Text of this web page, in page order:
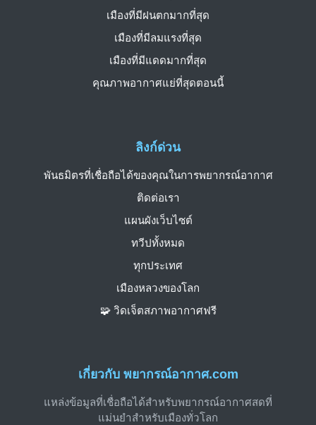
เกี่ยวกับ พยากรณ์อากาศ.com
แหล่งข้อมูลที่เชื่อถือได้สำหรับพยากรณ์อากาศสดที่
แม่นยำสำหรับเมืองทั่วโลก
ลิงก์ด่วน
พันธมิตรที่เชื่อถือได้ของคุณในการพยากรณ์อากาศ
ติดต่อเรา
แผนผังเว็บไซต์
ทวีปทั้งหมด
ทุกประเทศ
เมืองหลวงของโลก
🧩 วิดเจ็ตสภาพอากาศฟรี
เมืองที่มีฝนตกมากที่สุด
เมืองที่มีลมแรงที่สุด
เมืองที่มีแดดมากที่สุด
คุณภาพอากาศแย่ที่สุดตอนนี้